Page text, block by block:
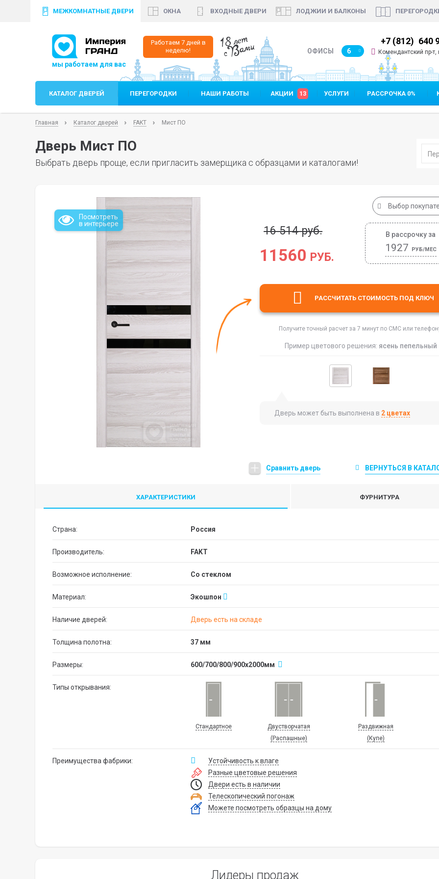
МЕЖКОМНАТНЫЕ ДВЕРИ ОКНА ВХОДНЫЕ ДВЕРИ ЛОДЖИИ И БАЛКОНЫ
Работаем 7 дней в
неделю!
18 лет
с Вами ОФИСЫ 6
+7 (812) 640 35 99 +7 (812) 640 90 48 +7 (812) 640
Комендантский пр-
КАТАЛОГ ДВЕРЕЙ ПЕРЕГОРОДКИ НАШИ РАБОТЫ АКЦИИ 13 УСЛУГИ РАССРОЧКА 0%
Главная Каталог дверей FAKT Мист ПО
Дверь Мист ПО
Выбрать дверь проще, если пригласить замерщика с образцами и каталогами!
Выбор
Посмотреть
в интерьере
16 514 руб.
11560 РУБ.
В рассрочку за
1927 РУБ/МЕС
РАССЧИТАТЬ СТОИМОСТЬ ПОД КЛЮЧ
Получите точный расчет за 7 минут по СМС или
Пример цветового решения: ясень пепельный
Дверь может быть выполнена в 2 цветах
Сравнить дверь ВЕРНУТЬСЯ В
ХАРАКТЕРИСТИКИ ФУРНИТУРА
Страна: Россия
Производитель: FAKT
Возможное исполнение: со стеклом
Материал: Экошпон
Наличие дверей: Дверь есть на складе
Толщина полотна: 37 мм
Размеры: 600/700/800/900x2000мм
Типы открывания:
Стандартное
Двустворчатая
(Распашные)
Раздвижная
(Купе)
Преимущества фабрики:
Устойчивость к влаге
Разные цветовые решения
Двери есть в наличии
Телескопический погонаж
Можете посмотреть образцы на дому
Лидеры продаж